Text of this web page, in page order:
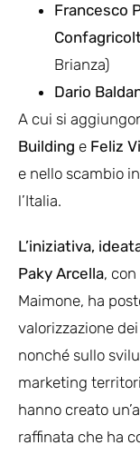
Francesco
Brianza)
Dario
A cui si
Building e Feliz
e nello scambio
l’Italia.
L’iniziativa,
Paky Arcella,
Maimone, ha
valorizzazione
nonché sullo
marketing
hanno creato
raffinata che ha